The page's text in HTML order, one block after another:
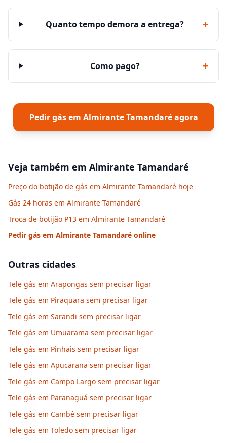
Quanto tempo demora a entrega? +
Como pago? +
Pedir gás em Almirante Tamandaréagora
Veja também em Almirante Tamandaré
Preço do botijão de gás em Almirante Tamandaré hoje
Gás 24 horas em Almirante Tamandaré
Troca de botijão P13 em Almirante Tamandaré
Pedir gás em Almirante Tamandaré online
Outras cidades
Tele gás em Arapongas sem precisar ligar
Tele gás em Piraquara sem precisar ligar
Tele gás em Sarandi sem precisar ligar
Tele gás em Umuarama sem precisar ligar
Tele gás em Pinhais sem precisar ligar
Tele gás em Apucarana sem precisar ligar
Tele gás em Campo Largo sem precisar ligar
Tele gás em Paranaguá sem precisar ligar
Tele gás em Cambé sem precisar ligar
Tele gás em Toledo sem precisar ligar